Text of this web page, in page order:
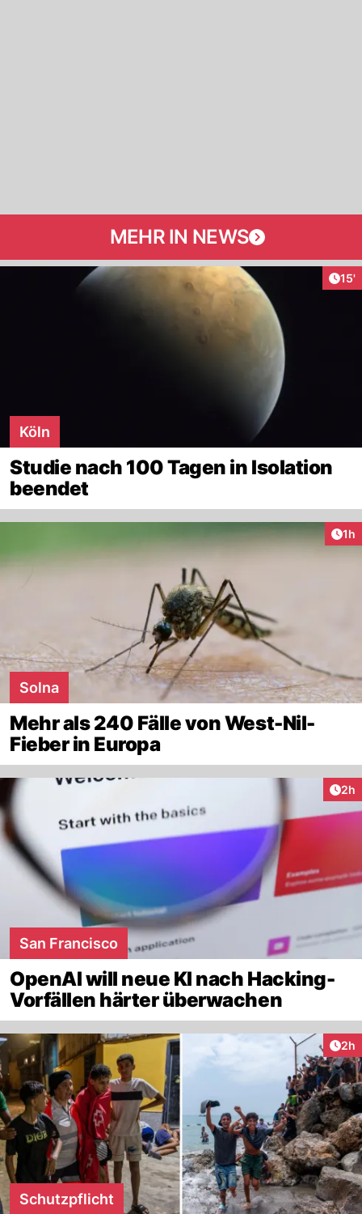
MEHR IN NEWS
15'
Köln
Studie nach 100 Tagen in Isolation
beendet
1h
Solna
Mehr als 240 Fälle von West-Nil-
Fieber in Europa
2h
San Francisco
OpenAI will neue KI nach Hacking-
Vorfällen härter überwachen
2h
Schutzpflicht